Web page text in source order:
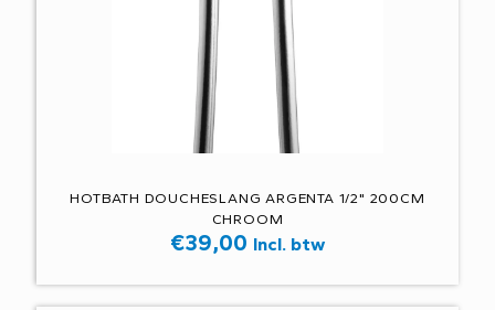
HOTBATH DOUCHESLANG ARGENTA 1/2" 200CM
CHROOM
€39,00 Incl. btw